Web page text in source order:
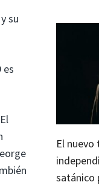
su
es
El
satánico